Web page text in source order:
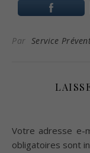
Par Service
Votre adresse e-
obligatoires sont